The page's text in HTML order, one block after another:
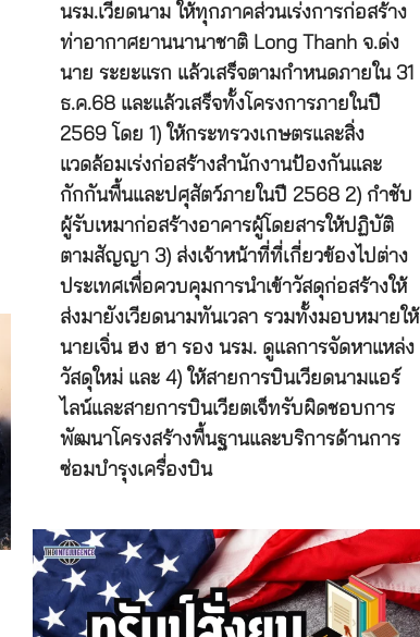
นรม.เวียดนาม ให้ทุกภาคส่วนเร่งการก่อสร้าง
ท่าอากาศยานนานาชาติ Long Thanh จ.ด่ง
นาย ระยะแรก แล้วเสร็จตามกำหนดภายใน 31
ธ.ค.68 และแล้วเสร็จทั้งโครงการภายในปี
2569 โดย 1) ให้กระทรวงเกษตรและสิ่ง
แวดล้อมเร่งก่อสร้างสำนักงานป้องกันและ
กักกันพื้นและปศุสัตว์ภายในปี 2568 2) กำชับ
ผู้รับเหมาก่อสร้างอาคารผู้โดยสารให้ปฏิบัติ
ตามสัญญา 3) ส่งเจ้าหน้าที่ที่เกี่ยวข้องไปต่าง
ประเทศเพื่อควบคุมการนำเข้าวัสดุก่อสร้างให้
ส่งมายังเวียดนามทันเวลา รวมทั้งมอบหมายให้
นายเจิ่น ฮง ฮา รอง นรม. ดูแลการจัดหาแหล่ง
วัสดุใหม่ และ 4) ให้สายการบินเวียดนามแอร์
ไลน์และสายการบินเวียตเจ็ทรับผิดชอบการ
พัฒนาโครงสร้างพื้นฐานและบริการด้านการ
ซ่อมบำรุงเครื่องบิน